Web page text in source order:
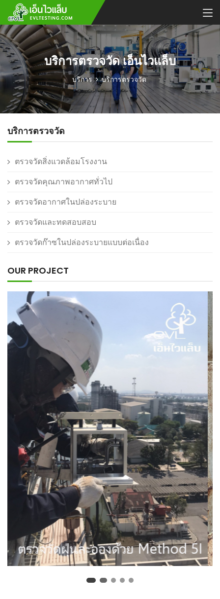
บริการตรวจวัด เอ็นไวแล็บ
บริการ บริการตรวจวัด
บริการตรวจวัด
ตรวจวัดสิ่งแวดล้อมโรงงาน
ตรวจวัดคุณภาพอากาศทั่วไป
ตรวจวัดอากาศในปล่องระบาย
ตรวจวัดและทดสอบสอบ
ตรวจวัดก๊าซในปล่องระบายแบบต่อเนื่อง
OUR PROJECT